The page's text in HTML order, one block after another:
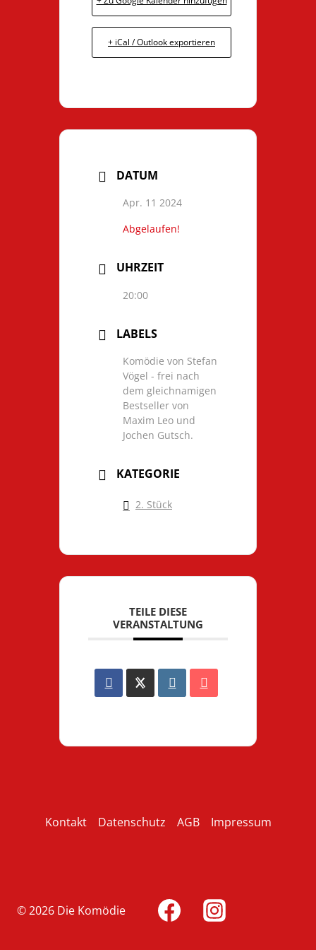
+ iCal / Outlook exportieren
DATUM
Apr. 11 2024
Abgelaufen!
UHRZEIT
20:00
LABELS
Komödie von Stefan
Vögel - frei nach
dem gleichnamigen
Bestseller von
Maxim Leo und
Jochen Gutsch.
KATEGORIE
2. Stück
TEILE DIESE
VERANSTALTUNG
Kontakt Datenschutz AGB Impressum
© 2026 Die Komödie